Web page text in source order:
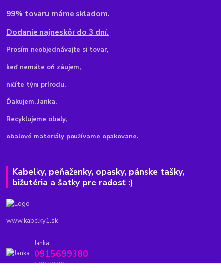
99% tovaru máme skladom.
Dodanie najneskôr do 3 dní.
Prosím neobjednávajte si tovar,
keď nemáte oň záujem,
ničíte tým prírodu.
Ďakujem, Janka.
Recyklujeme obaly,
obalové materiály používame opakovane.
Kabelky, peňaženky, opasky, pánske tašky,
bižutéria a šatky pre radosť :)
www.kabelky1.sk
Janka
0915699380
8.00-20.00